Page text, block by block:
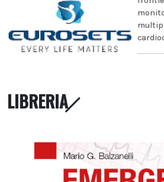
LIBRERIA